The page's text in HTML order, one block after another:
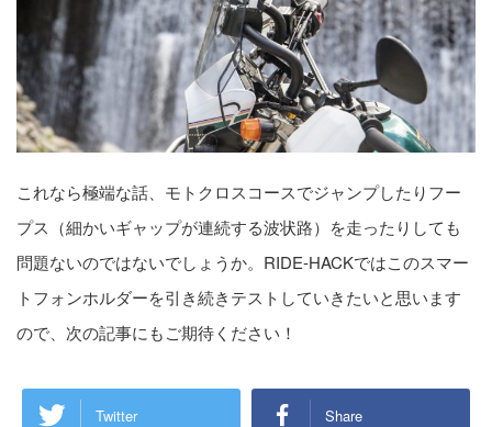
これなら極端な話、モトクロスコースでジャンプしたりフー
プス（細かいギャップが連続する波状路）を走ったりしても
問題ないのではないでしょうか。RIDE-HACKではこのスマー
トフォンホルダーを引き続きテストしていきたいと思います
ので、次の記事にもご期待ください！
Twitter Share